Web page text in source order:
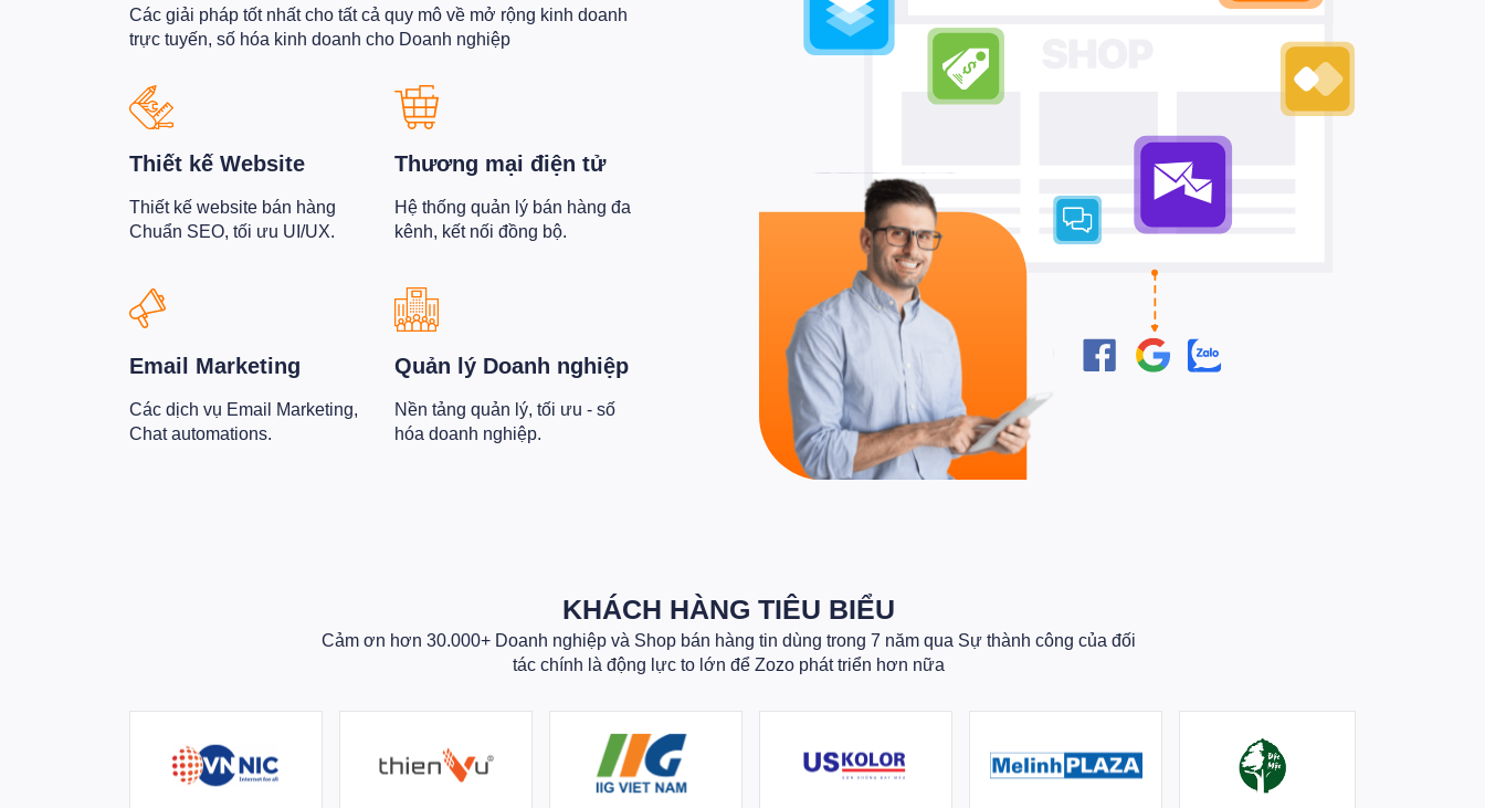
Các giải pháp tốt nhất cho tất cả quy mô về mở rộng kinh doanh
trực tuyến, số hóa kinh doanh cho Doanh nghiệp
Thiết kế Website
Thiết kế website bán hàng
Chuẩn SEO, tối ưu UI/UX.
Thương mại điện tử
Hệ thống quản lý bán hàng đa
kênh, kết nối đồng bộ.
Email Marketing
Các dịch vụ Email Marketing,
Chat automations.
Quản lý Doanh nghiệp
Nền tảng quản lý, tối ưu - số
hóa doanh nghiệp.
KHÁCH HÀNG TIÊU BIỂU
Cảm ơn hơn 30.000+ Doanh nghiệp và Shop bán hàng tin dùng trong 7 năm qua Sự thành công của đối
tác chính là động lực to lớn để Zozo phát triển hơn nữa